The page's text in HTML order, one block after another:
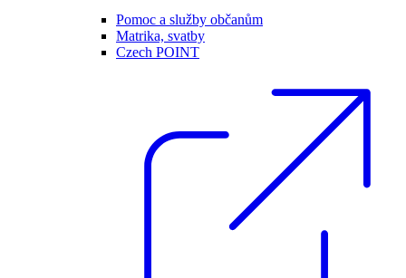
Pomoc a služby občanům
Matrika, svatby
Czech POINT